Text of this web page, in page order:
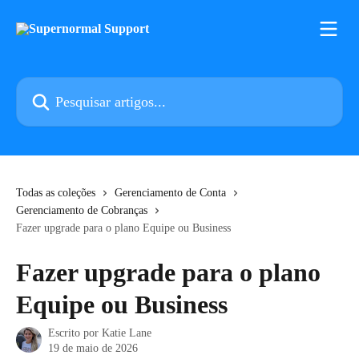
Pesquisar artigos...
Todas as coleções
Gerenciamento de Conta
Gerenciamento de Cobranças
Fazer upgrade para o plano Equipe ou Business
Fazer upgrade para o plano
Equipe ou Business
Escrito por Katie Lane
19 de maio de 2026